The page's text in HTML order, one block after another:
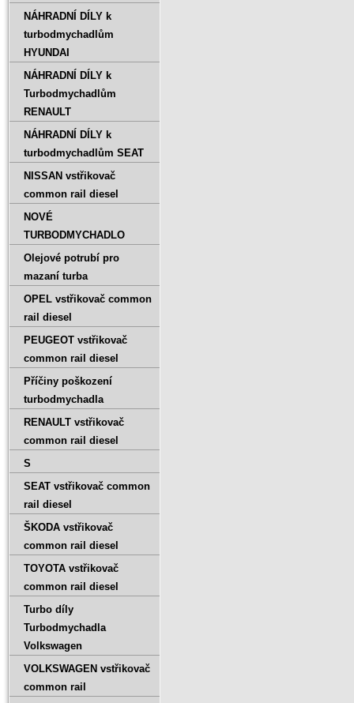
NÁHRADNÍ DÍLY k
turbodmychadlům
HYUNDAI
NÁHRADNÍ DÍLY k
Turbodmychadlům
RENAULT
NÁHRADNÍ DÍLY k
turbodmychadlům SEAT
NISSAN vstřikovač
common rail diesel
NOVÉ
TURBODMYCHADLO
Olejové potrubí pro
mazaní turba
OPEL vstřikovač common
rail diesel
PEUGEOT vstřikovač
common rail diesel
Příčiny poškození
turbodmychadla
RENAULT vstřikovač
common rail diesel
S
SEAT vstřikovač common
rail diesel
ŠKODA vstřikovač
common rail diesel
TOYOTA vstřikovač
common rail diesel
Turbo díly
Turbodmychadla
Volkswagen
VOLKSWAGEN vstřikovač
common rail